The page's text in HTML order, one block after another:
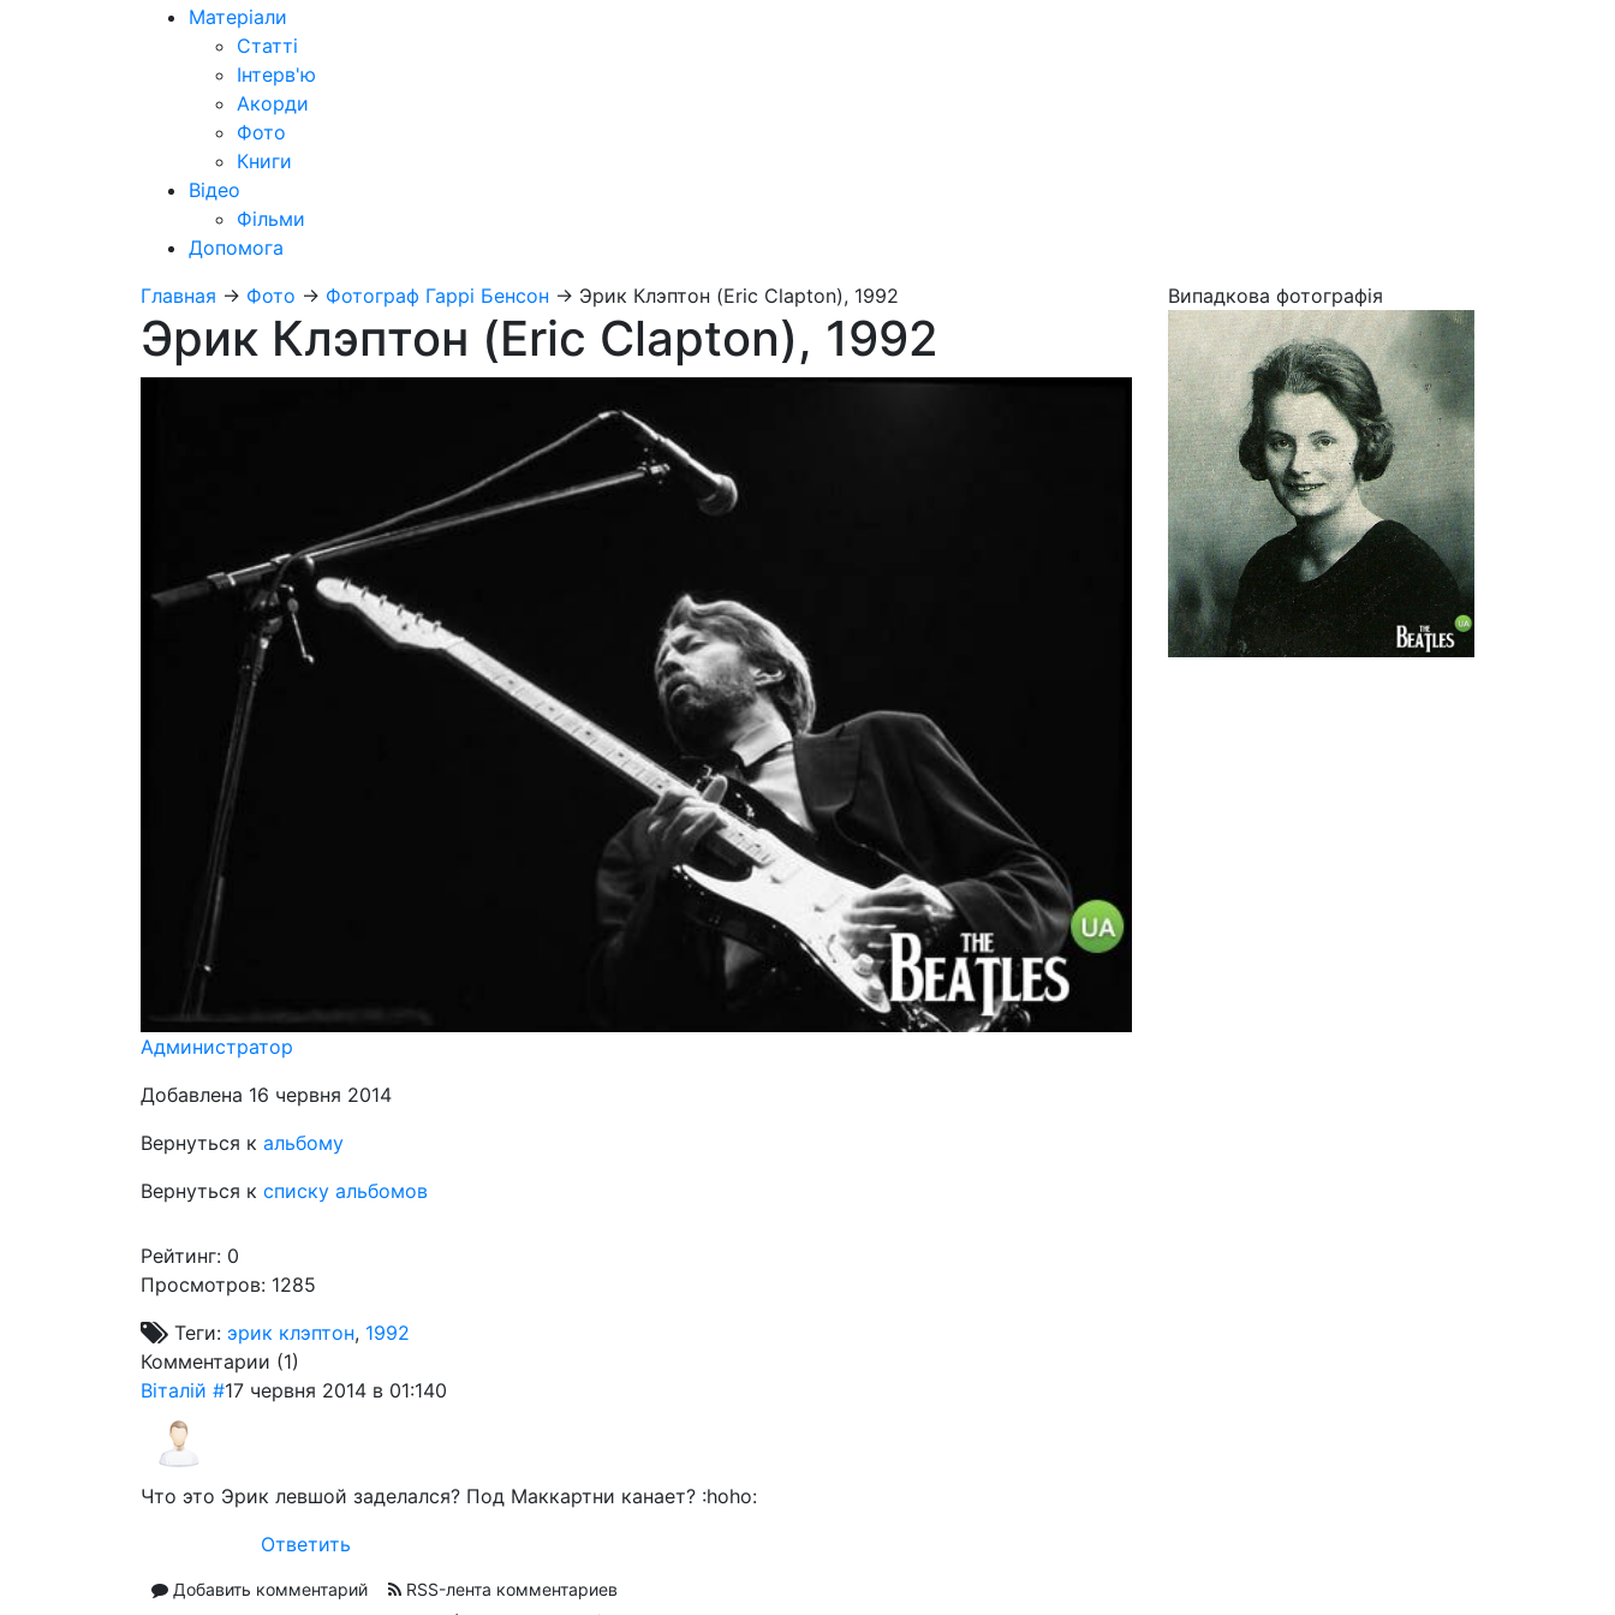
Матеріали
Статті
Інтерв'ю
Акорди
Фото
Книги
Відео
Фільми
Допомога
Главная → Фото → Фотограф Гаррі Бенсон → Эрик Клэптон (Eric Clapton), 1992
Эрик Клэптон (Eric Clapton), 1992
Администратор
Добавлена 16 червня 2014
Вернуться к альбому
Вернуться к списку альбомов
Рейтинг: 0
Просмотров: 1285
Теги: эрик клэптон, 1992
Комментарии (1)
Віталій #17 червня 2014 в 01:140
Что это Эрик левшой заделался? Под Маккартни канает? :hoho:
Ответить
Добавить комментарий RSS-лента комментариев
Випадкова фотографія